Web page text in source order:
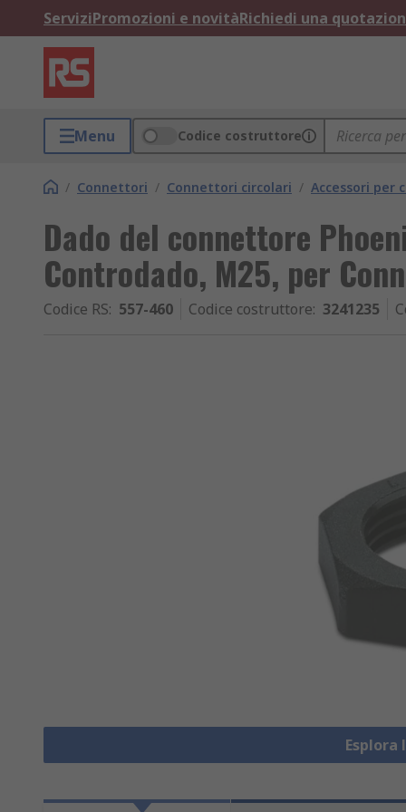
ServiziPromozioni e novitàRichiedi una
Menu Codice costruttore
/ Connettori / Connettori circolari / Accessori per
Dado del connettore
Controdado, M25, per
Codice RS: 557-460 Codice costruttore: 3241235
Esplora